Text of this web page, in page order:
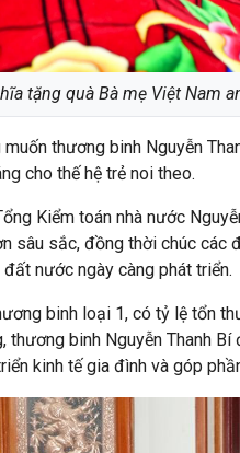
tặng quà Bà mẹ Việt Nam
thương binh Nguyễn
cho thế hệ trẻ noi theo.
Kiểm toán nhà nước
sâu sắc, đồng thời chúc các
nước ngày càng phát triển.
binh loại 1, có tỷ lệ tổn
thương binh Nguyễn Thanh
kinh tế gia đình và góp